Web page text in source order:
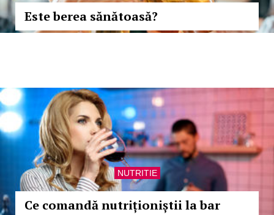
Este berea sănătoasă?
NUTRITIE
Ce comandă nutriționiștii la bar